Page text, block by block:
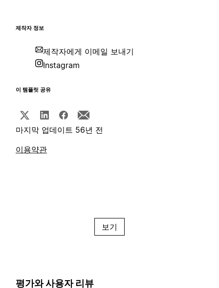
제작자 정보
제작자에게 이메일 보내기
Instagram
이 템플릿 공유
마지막 업데이트 56년 전
이용약관
보기
평가와 사용자 리뷰